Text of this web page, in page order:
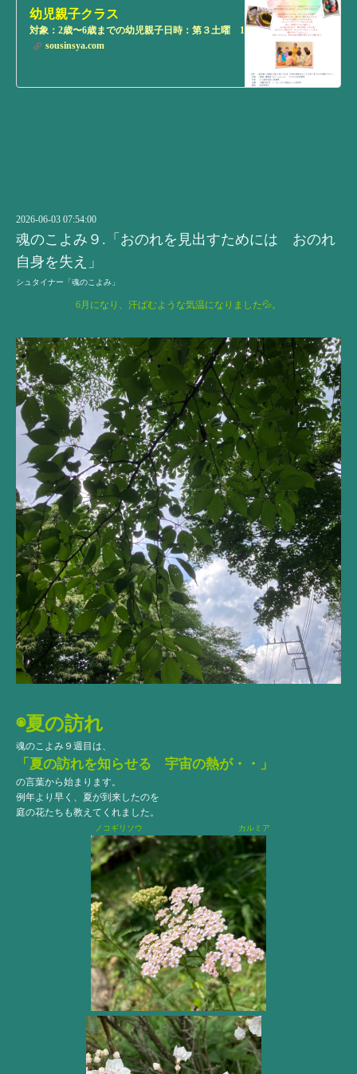
幼児親子クラス
対象：2歳〜6歳までの幼児親子日時：第３土曜 14時半頃〜 内容：手遊
sousinsya.com
2026-06-03 07:54:00
魂のこよみ９.「おのれを見出すためには おのれ
自身を失え」
シュタイナー「魂のこよみ」
6月になり、汗ばむような気温になりました💦。
◉夏の訪れ
魂のこよみ９週目は、
「夏の訪れを知らせる 宇宙の熱が・・」
の言葉から始まります。
例年より早く、夏が到来したのを
庭の花たちも教えてくれました。
ノコギリソウ カルミア